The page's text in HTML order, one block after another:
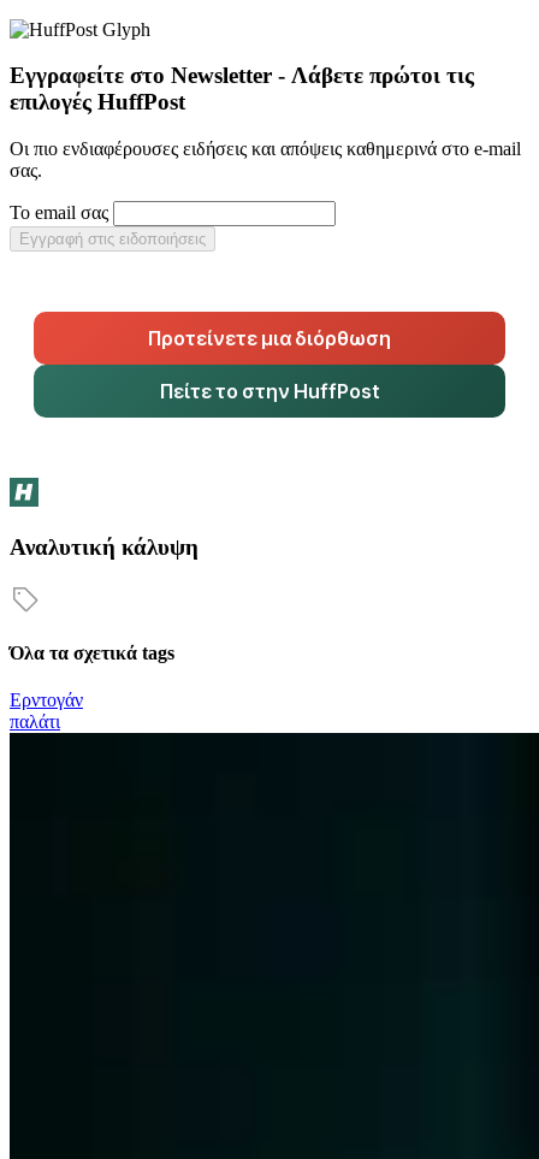
Εγγραφείτε στο Newsletter - Λάβετε πρώτοι τις
επιλογές HuffPost
Οι πιο ενδιαφέρουσες ειδήσεις και απόψεις καθημερινά στο e-mail
σας.
Το email σας
Εγγραφή στις ειδοποιήσεις
Προτείνετε μια διόρθωση
Πείτε το στην HuffPost
Αναλυτική κάλυψη
Όλα τα σχετικά tags
Ερντογάν
παλάτι